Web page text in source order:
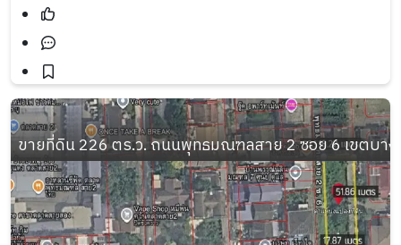
ขายที่ดิน 226 ตร.ว. ถนนพุทธมณฑลสาย 2 ซอย 6 เขตบา